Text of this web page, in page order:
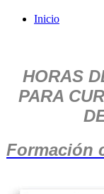
Inicio
HORAS
PARA
Formación